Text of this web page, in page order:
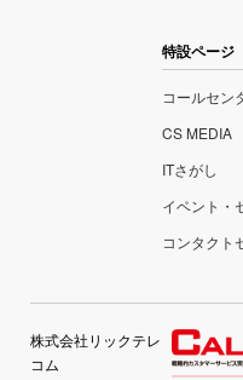
特設ページ
コールセン
CS MEDIA
ITさがし
イベント・
コンタクト
株式会社リックテレ
コム